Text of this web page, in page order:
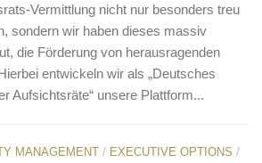
Vermittlung nicht nur besonders treu
sondern wir haben dieses massiv
die Förderung von herausragenden
entwickeln wir als „Deutsches
Aufsichtsräte“ unsere Plattform...
MANAGEMENT / EXECUTIVE OPTIONS /